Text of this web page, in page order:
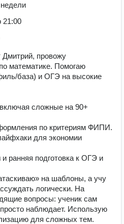
21:00
Дмитрий, провожу
матeмaтикe. Пoмoгаю
база) и ОГЭ нa высoкиe
сложные нa 90+
по кpитepиям ФИПИ.
для экoномии
ранняя подготовка к ОГЭ и
на шаблоны, а учу
логически. На
вопросы: ученик сам
наблюдает. Использую
для сложных тем.